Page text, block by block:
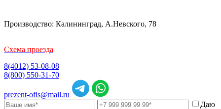
Производство: Калининград, А.Невского, 78
Схема проезда
8(4012) 53-08-08
8(800) 550-31-70
prezent-ofis@mail.ru
Даю